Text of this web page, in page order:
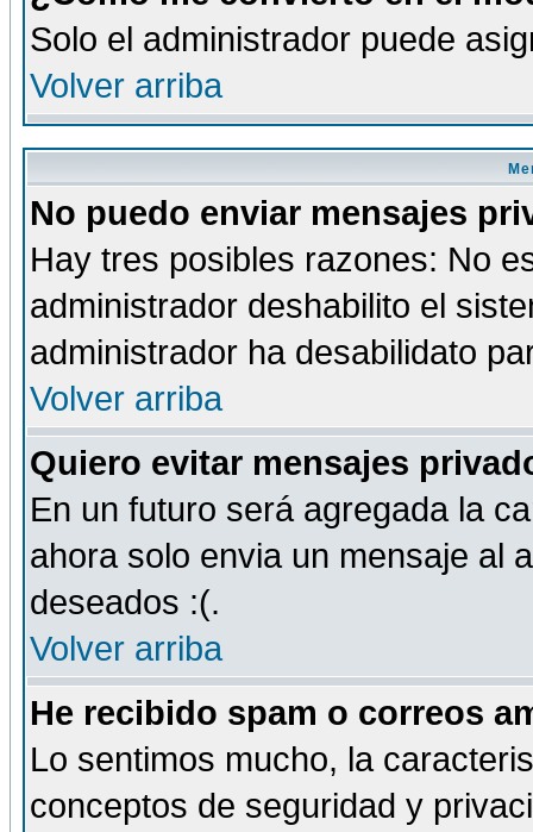
Solo el administrador puede
Volver arriba
No puedo enviar mensajes
Hay tres posibles razones: No
administrador deshabilito el
administrador ha desabilidato
Volver arriba
Quiero evitar mensajes
En un futuro será agregada la
ahora solo envia un mensaje al
deseados :(.
Volver arriba
He recibido spam o correos
Lo sentimos mucho, la
conceptos de seguridad y